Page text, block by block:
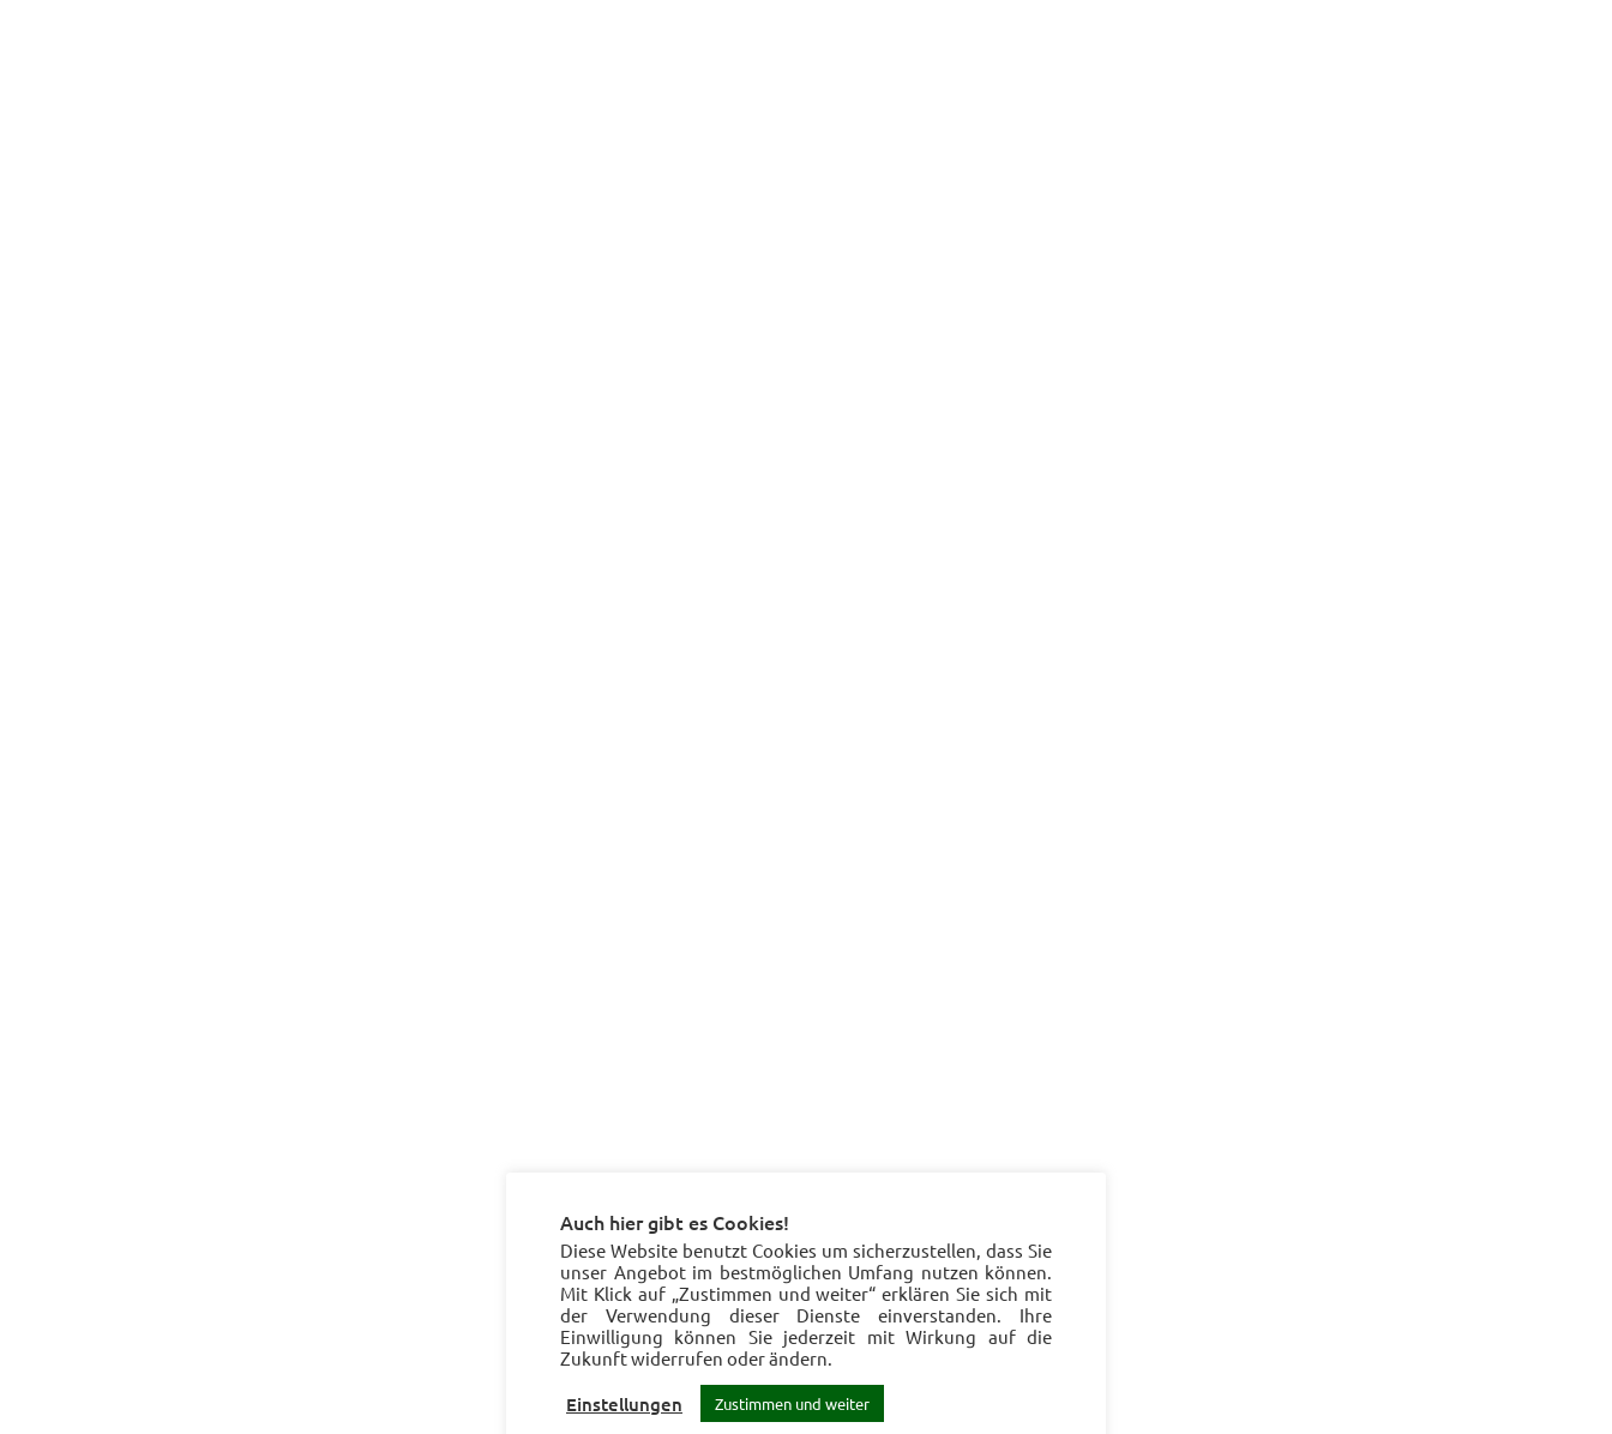
Auch hier gibt es Cookies!
Diese Website benutzt Cookies um sicherzustellen, dass Sie
unser Angebot im bestmöglichen Umfang nutzen können.
Mit Klick auf „Zustimmen und weiter“ erklären Sie sich mit
der Verwendung dieser Dienste einverstanden. Ihre
Einwilligung können Sie jederzeit mit Wirkung auf die
Zukunft widerrufen oder ändern.
Einstellungen Zustimmen und weiter